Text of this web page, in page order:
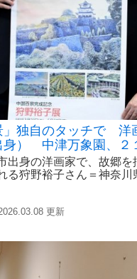
」独自のタッチで 洋
身） 中津万象園、２
出身の洋画家で、故郷を
る狩野裕子さん＝神奈川
更新